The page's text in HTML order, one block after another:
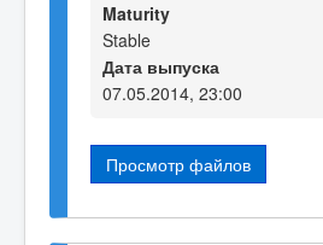
Maturity
Stable
Дата выпуска
07.05.2014, 23:00
Просмотр файлов